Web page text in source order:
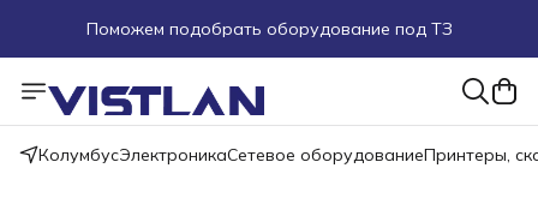
Поможем подобрать оборудование под ТЗ
Пуско-наладочные работы
Пришлите запрос на e-mail или в чат
КолумбусЭлектроникаСетевое оборудованиеПринтеры,